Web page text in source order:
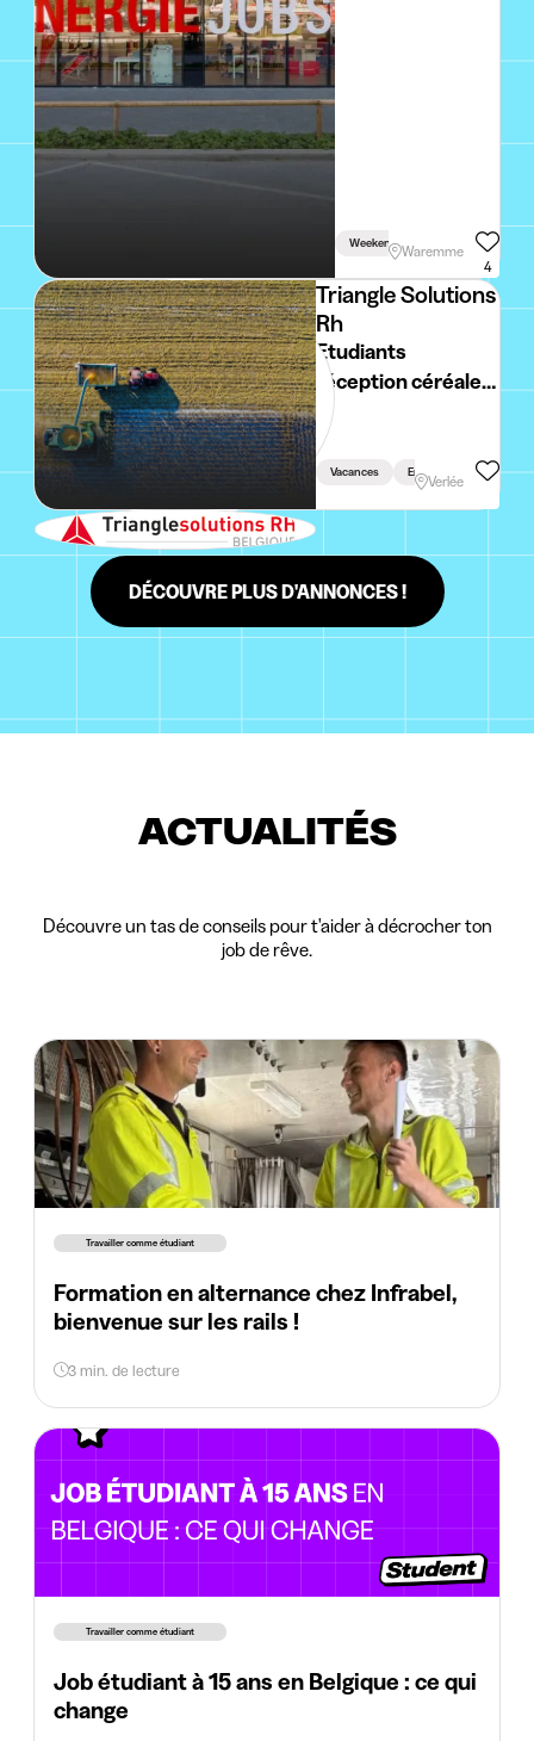
Weekend Permis Requis
Waremme
4
Triangle Solutions
Rh
Etudiants
réception céréales
Vacances En Semaine
Verlée
DÉCOUVRE PLUS D'ANNONCES !
ACTUALITÉS
Découvre un tas de conseils pour t'aider à décrocher ton
job de rêve.
Travailler comme étudiant
Formation en alternance chez Infrabel,
bienvenue sur les rails !
3 min. de lecture
Travailler comme étudiant
Job étudiant à 15 ans en Belgique : ce qui
change